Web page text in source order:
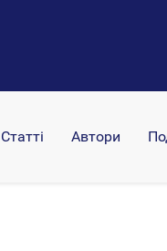
Статті Автори